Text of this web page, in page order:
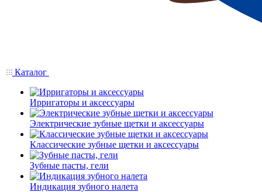
Каталог
Ирригаторы и аксессуары
Электрические зубные щетки и аксессуары
Классические зубные щетки и аксессуары
Зубные пасты, гели
Индикация зубного налета